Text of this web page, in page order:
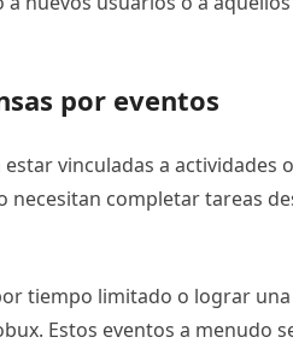
por eventos
vinculadas a
necesitan completar tareas
tiempo limitado o lograr
Estos eventos a menudo